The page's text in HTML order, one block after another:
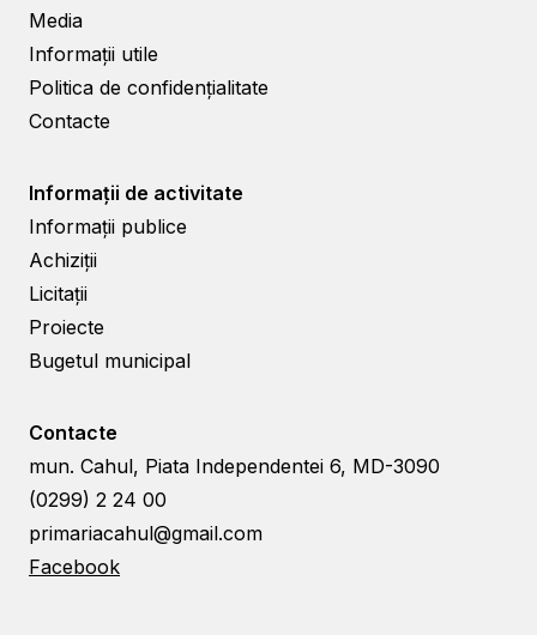
Media
Informații utile
Politica de confidențialitate
Contacte
Informații de activitate
Informații publice
Achiziții
Licitații
Proiecte
Bugetul municipal
Contacte
mun. Cahul, Piata Independentei 6, MD-3090
(0299) 2 24 00
primariacahul@gmail.com
Facebook